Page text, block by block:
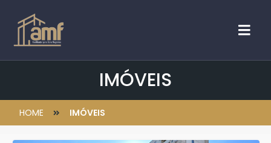
IMÓVEIS
HOME IMÓVEIS